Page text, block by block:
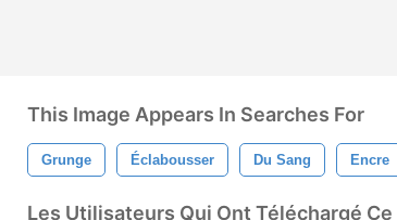
This Image Appears In Searches For
Grunge Éclabousser Du Sang Encre
Les Utilisateurs Qui Ont Téléchargé